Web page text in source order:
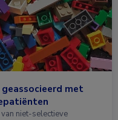
met
niet-selectieve